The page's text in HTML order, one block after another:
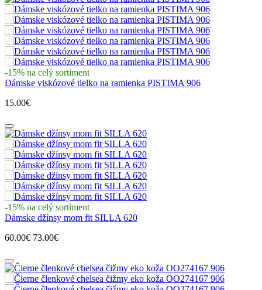
-15% na celý sortiment
Dámske viskózové tielko na ramienka PISTIMA 906
15.00€
-15% na celý sortiment
Dámske džínsy mom fit SILLA 620
60.00€ 73.00€